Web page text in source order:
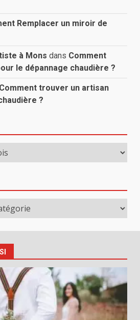
Remplacer un miroir de
à Mons dans Comment
le dépannage chaudière ?
Comment trouver un artisan
?